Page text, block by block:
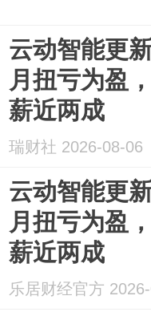
云动智能更
月扭亏为盈
薪近两成
瑞财社 2026-08-06
云动智能更
月扭亏为盈
薪近两成
乐居财经官方